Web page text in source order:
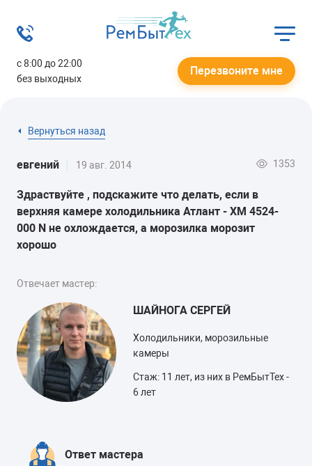
с 8:00 до 22:00
без выходных
Перезвоните мне
Вернуться назад
евгений 19 авг. 2014 1353
Здраствуйте , подскажите что делать, если в
верхняя камере холодильника Атлант - ХМ 4524-
000 N не охлождается, а морозилка морозит
хорошо
Отвечает мастер:
ШАЙНОГА СЕРГЕЙ
Холодильники, морозильные
камеры
Стаж: 11 лет, из них в РемБытТех -
6 лет
Ответ мастера